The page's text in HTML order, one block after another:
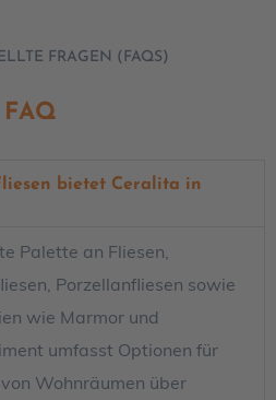
FRAGEN (FAQS)
FAQ
bietet Ceralita in
Palette an Fliesen,
Porzellanfliesen sowie
wie Marmor und
umfasst Optionen für
Wohnräumen über